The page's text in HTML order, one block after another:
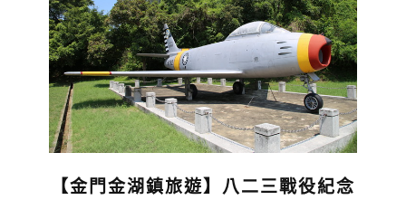
【金門金湖鎮旅遊】八二三戰役紀念